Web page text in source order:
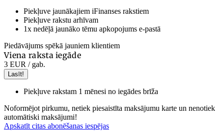
Piekļuve jaunākajiem iFinanses rakstiem
Piekļuve rakstu arhīvam
1x nedēļā jaunāko tēmu apkopojums e-pastā
Piedāvājums spēkā jauniem klientiem
Viena raksta iegāde
3 EUR / gab.
Lasīt!
Piekļuve rakstam 1 mēnesi no iegādes brīža
Noformējot pirkumu, netiek piesaistīta maksājumu karte un nenotiek
automātiski maksājumi!
Apskatīt citas abonēšanas iespējas